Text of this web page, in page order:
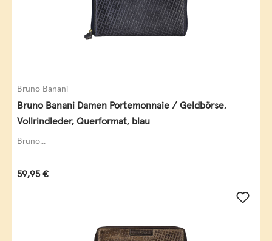
Bruno Banani
Bruno Banani Damen Portemonnaie / Geldbörse,
Vollrindleder, Querformat, blau
Bruno...
Regulärer Preis:
59,95 €